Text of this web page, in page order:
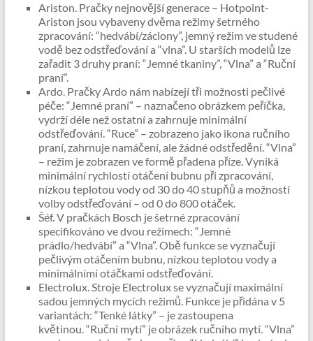
Ariston. Pračky nejnovější generace – Hotpoint-
Ariston jsou vybaveny dvěma režimy šetrného
zpracování: “hedvábí/záclony”, jemný režim ve studené
vodě bez odstřeďování a “vlna”. U starších modelů lze
zařadit 3 druhy praní: “Jemné tkaniny”, “Vlna” a “Ruční
praní”.
Ardo. Pračky Ardo nám nabízejí tři možnosti pečlivé
péče: “Jemné praní” – naznačeno obrázkem peříčka,
vydrží déle než ostatní a zahrnuje minimální
odstřeďování. “Ruce” – zobrazeno jako ikona ručního
praní, zahrnuje namáčení, ale žádné odstředění. “Vlna”
– režim je zobrazen ve formě přadena příze. Vyniká
minimální rychlostí otáčení bubnu při zpracování,
nízkou teplotou vody od 30 do 40 stupňů a možností
volby odstřeďování – od 0 do 800 otáček.
Šéf. V pračkách Bosch je šetrné zpracování
specifikováno ve dvou režimech: “Jemné
prádlo/hedvábí” a “Vlna”. Obě funkce se vyznačují
pečlivým otáčením bubnu, nízkou teplotou vody a
minimálními otáčkami odstřeďování.
Electrolux. Stroje Electrolux se vyznačují maximální
sadou jemných mycích režimů. Funkce je přidána v 5
variantách: “Tenké látky” – je zastoupena
květinou. “Ruční mytí” je obrázek ručního mytí. “Vlna”